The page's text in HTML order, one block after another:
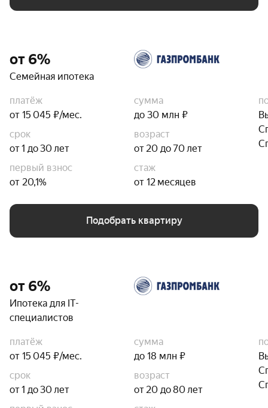
от 6%
Семейная ипотека
платёж
от 15 045 ₽/мес.
сумма
до 30 млн ₽
срок
от 1 до 30 лет
возраст
от 20 до 70 лет
первый взнос
от 20,1%
стаж
от 12 месяцев
Подобрать квартиру
от 6%
Ипотека для IT-
специалистов
платёж
от 15 045 ₽/мес.
сумма
до 18 млн ₽
срок
от 1 до 30 лет
возраст
от 20 до 80 лет